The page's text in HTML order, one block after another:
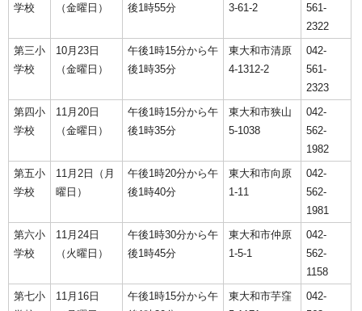
学校
（金曜日）
後1時55分
3-61-2
561-
2322
第三小
学校
10月23日
（金曜日）
午後1時15分から午
後1時35分
東大和市清原
4-1312-2
042-
561-
2323
第四小
学校
11月20日
（金曜日）
午後1時15分から午
後1時35分
東大和市狭山
5-1038
042-
562-
1982
第五小
学校
11月2日（月
曜日）
午後1時20分から午
後1時40分
東大和市向原
1-11
042-
562-
1981
第六小
学校
11月24日
（火曜日）
午後1時30分から午
後1時45分
東大和市仲原
1-5-1
042-
562-
1158
第七小
11月16日
午後1時15分から午
東大和市芋窪
042-